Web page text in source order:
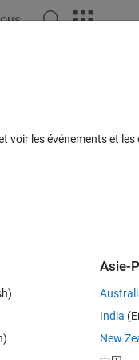
les événements et les
Asie-
India
New